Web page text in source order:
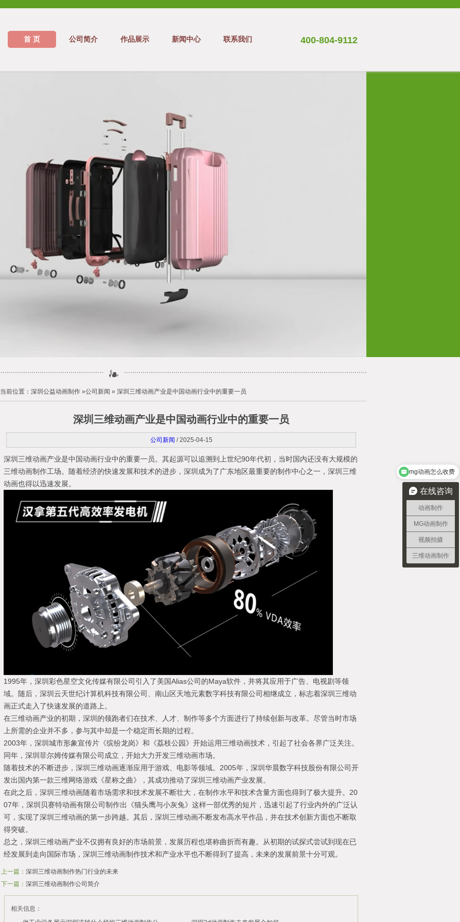
首 页 公司简介 作品展示 新闻中心 联系我们 400-804-9112
当前位置： 深圳公益动画制作 »公司新闻 » 深圳三维动画产业是中国动画行业中的重要一员
深圳三维动画产业是中国动画行业中的重要一员
公司新闻 / 2025-04-15
深圳三维动画产业是中国动画行业中的重要一员。其起源可以追溯到上世纪90年代初，当时国内还没有大规模的
三维动画制作工场。随着经济的快速发展和技术的进步，深圳成为了广东地区最重要的制作中心之一，深圳三维
动画也得以迅速发展。
1995年，深圳彩色星空文化传媒有限公司引入了美国Alias公司的Maya软件，并将其应用于广告、电视剧等领
域。随后，深圳云天世纪计算机科技有限公司、南山区天地元素数字科技有限公司相继成立，标志着深圳三维动
画正式走入了快速发展的道路上。
在三维动画产业的初期，深圳的领跑者们在技术、人才、制作等多个方面进行了持续创新与改革。尽管当时市场
上所需的企业并不多，参与其中却是一个稳定而长期的过程。
2003年，深圳城市形象宣传片《缤纷龙岗》和《荔枝公园》开始运用三维动画技术，引起了社会各界广泛关注。
同年，深圳菲尔姆传媒有限公司成立，开始大力开发三维动画市场。
随着技术的不断进步，深圳三维动画逐渐应用于游戏、电影等领域。2005年，深圳华晨数字科技股份有限公司开
发出国内第一款三维网络游戏《星称之曲》，其成功推动了深圳三维动画产业发展。
在此之后，深圳三维动画随着市场需求和技术发展不断壮大，在制作水平和技术含量方面也得到了极大提升。20
07年，深圳贝赛特动画有限公司制作出《猫头鹰与小灰兔》这样一部优秀的短片，迅速引起了行业内外的广泛认
可，实现了深圳三维动画的第一步跨越。其后，深圳三维动画不断发布高水平作品，并在技术创新方面也不断取
得突破。
总之，深圳三维动画产业不仅拥有良好的市场前景，发展历程也堪称曲折而有趣。从初期的试探式尝试到现在已
经发展到走向国际市场，深圳三维动画制作技术和产业水平也不断得到了提高，未来的发展前景十分可观。
上一篇： 深圳三维动画制作热门行业的未来
下一篇： 深圳三维动画制作公司简介
相关信息：
在线咨询
动画制作
MG动画制作
视频拍摄
三维动画制作
需要做2分钟宣传动画需要多久